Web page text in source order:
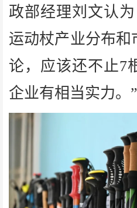
政部经理刘文认
运动杖产业分布和
论，应该还不止7
企业有相当实力。”